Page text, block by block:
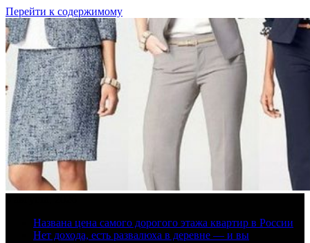
Перейти к содержимому
Названа цена самого дорогого этажа квартир в России
Нет дохода, есть развалюха в деревне — и вы